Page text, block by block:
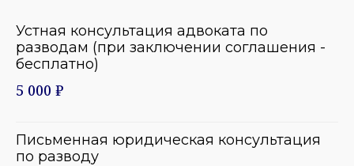
Устная консультация адвоката по
разводам (при заключении соглашения -
бесплатно)
5 000 ₽
Письменная юридическая консультация
по разводу